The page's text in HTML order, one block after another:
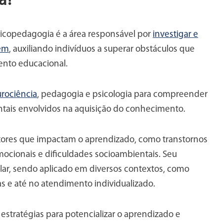
é a área responsável por investigar e
, auxiliando indivíduos a superar obstáculos que
educacional.
, pedagogia e psicologia para compreender
envolvidos na aquisição do conhecimento.
que impactam o aprendizado, como transtornos
e dificuldades socioambientais. Seu
sendo aplicado em diversos contextos, como
e até no atendimento individualizado.
para potencializar o aprendizado e